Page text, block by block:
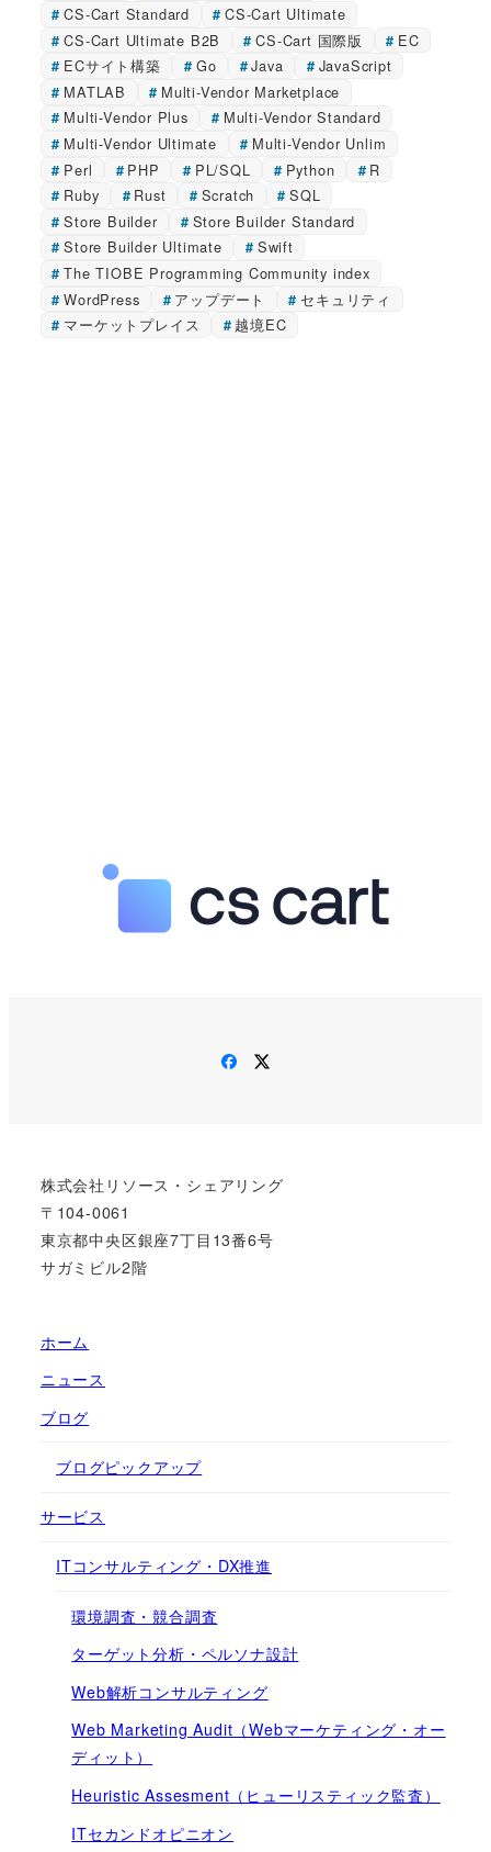
CS-Cart Standard
CS-Cart Ultimate
CS-Cart Ultimate B2B
CS-Cart 国際版
EC
ECサイト構築
Go Java
JavaScript
MATLAB
Multi-Vendor Marketplace
Multi-Vendor Plus
Multi-Vendor Standard
Multi-Vendor Ultimate
Multi-Vendor Unlim
Perl
PHP PL/SQL Python
R
Ruby
Rust Scratch
SQL
Store Builder
Store Builder Standard
Store Builder Ultimate
Swift
The TIOBE Programming Community index
WordPress
アップデート
セキュリティ
マーケットプレイス
越境EC
Facebook
株式会社リソース・シェアリング
〒104-0061
東京都中央区銀座7丁目13番6号
サガミビル2階
ホーム
ニュース
ブログ
ブログピックアップ
サービス
ITコンサルティング・DX推進
環境調査・競合調査
ターゲット分析・ペルソナ設計
Web解析コンサルティング
Web Marketing Audit（Webマーケティング・オー
ディット）
Heuristic Assesment（ヒューリスティック監査）
ITセカンドオピニオン